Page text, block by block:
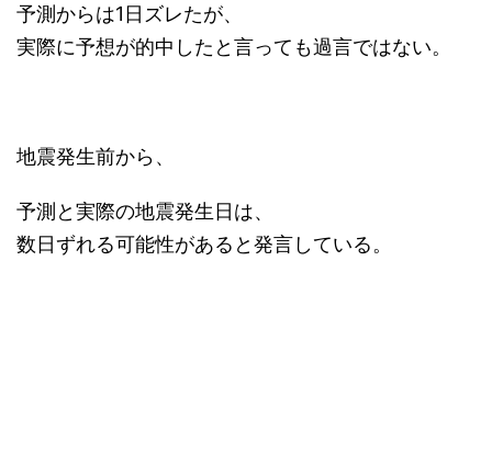
予測からは1日ズレたが、
実際に予想が的中したと言っても過言ではない。
地震発生前から、
予測と実際の地震発生日は、
数日ずれる可能性があると発言している。